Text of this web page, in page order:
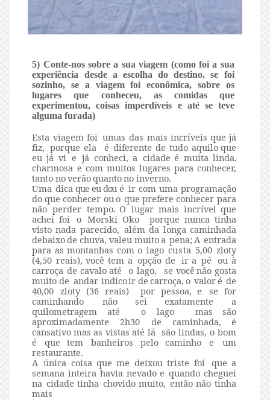
5) Conte-nos sobre a sua viagem (como foi a sua
experiência desde a escolha do destino, se foi
sozinho, se a viagem foi econômica, sobre os
lugares que conheceu, as comidas que
experimentou, coisas imperdíveis e até se teve
alguma furada)
Esta viagem foi umas das mais incríveis que já
fiz, porque ela é diferente de tudo aquilo que
eu já vi e já conheci, a cidade é muita linda,
charmosa e com muitos lugares para conhecer,
tanto noverãoquantono inverno.
Uma dica que eu dou é ir com uma programação
do que conhecer ou o que prefere conhecer para
não perder tempo. O lugar mais incrível que
achei foi o Morski Oko porque nunca tinha
visto nada parecido, além da longa caminhada
debaixode chuva, valeu muitoa pena; A entrada
para as montanhas com o lago custa 5,00 zloty
(4,50 reais), você tem a opção de ir a pé ou à
carroça de cavalo até o lago, se você não gosta
muitode andar indicoir decarroça, o valoré de
40,00 zloty (36 reais)
por pessoa, e
se for
caminhando
não sei exatamente
a
quilometragem
até o lago mas
são
aproximadamente
2h30 de caminhada,
é
cansativo mas as vistas até lá são lindas, o bom
é que
tem banheiros pelo caminho e
um
restaurante.
A única coisa que me deixou triste foi que a
semana inteira havia nevado e quando cheguei
na cidade tinha chovido muito, então não tinha
mais